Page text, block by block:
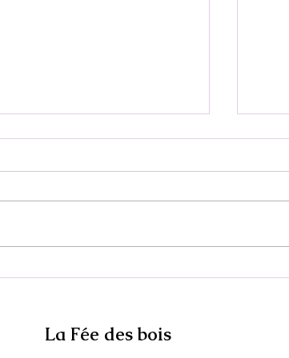
La Fée des bois